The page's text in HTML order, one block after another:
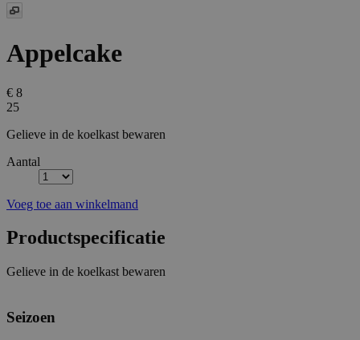
Appelcake
€ 8
25
Gelieve in de koelkast bewaren
Aantal
Voeg toe aan winkelmand
Productspecificatie
Gelieve in de koelkast bewaren
Seizoen